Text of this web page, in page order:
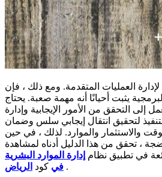
لإدارة العمليات المتقدمة. ومع ذلك ، فإن
يثبت أحيانًا أنه مهمة صعبة. يحتاج
التحقق من الأمور الإيجابية وإدارة
لتحقيق انتقال إيجابي سلس وضمان
والاستثمار والموارد. لذلك ، في حين
، تحقق من هذا الدليل أدناه لمشاهدة
في تطبيق نظام إدارة الموارد البشرية
في كود الرياض .